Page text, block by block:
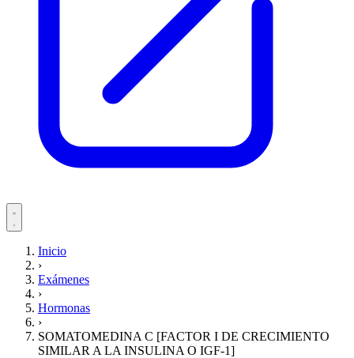
Servicios
Inicio
›
Exámenes
›
Hormonas
›
SOMATOMEDINA C [FACTOR I DE CRECIMIENTO
SIMILAR A LA INSULINA O IGF-1]